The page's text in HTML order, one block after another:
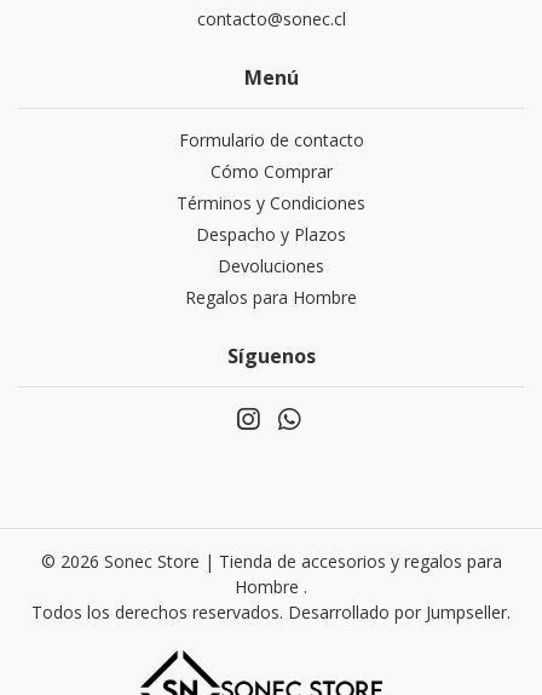
contacto@sonec.cl
Menú
Formulario de contacto
Cómo Comprar
Términos y Condiciones
Despacho y Plazos
Devoluciones
Regalos para Hombre
Síguenos
© 2026 Sonec Store | Tienda de accesorios y regalos para
Hombre .
Todos los derechos reservados. Desarrollado por Jumpseller.